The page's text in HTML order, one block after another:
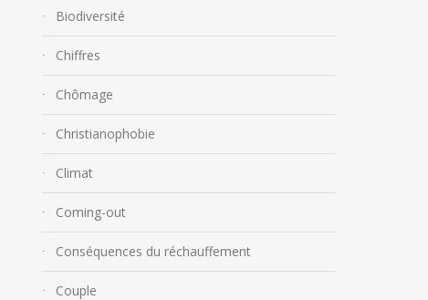
Biodiversité
Chiffres
Chômage
Christianophobie
Climat
Coming-out
Conséquences du réchauffement
Couple